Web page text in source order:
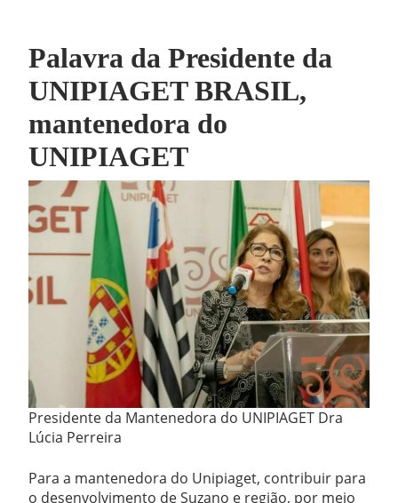
Palavra da Presidente da
UNIPIAGET BRASIL,
mantenedora do
UNIPIAGET
Presidente da Mantenedora do UNIPIAGET Dra
Lúcia Perreira
Para a mantenedora do Unipiaget, contribuir para
o desenvolvimento de Suzano e região, por meio